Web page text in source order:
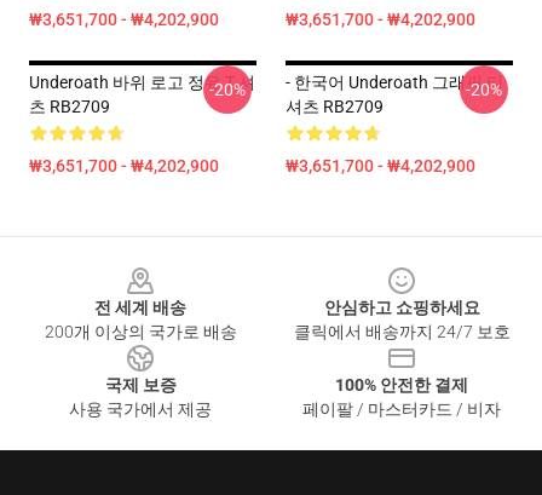
₩3,651,700 - ₩4,202,900 ₩3,651,700 - ₩4,202,900
Underoath 바위 로고 정유 T 셔
츠 RB2709
₩3,651,700 - ₩4,202,900
-20%
- 한국어 Underoath 그래픽 티
셔츠 RB2709
₩3,651,700 - ₩4,202,900
-20%
전 세계 배송
200개 이상의 국가로 배송
안심하고 쇼핑하세요
클릭에서 배송까지 24/7 보호
국제 보증
사용 국가에서 제공
100% 안전한 결제
페이팔 / 마스터카드 / 비자